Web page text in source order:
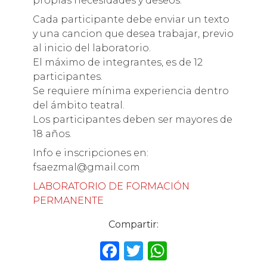
Cada participante debe enviar un texto
y una cancion que desea trabajar, previo
al inicio del laboratorio.
El máximo de integrantes, es de 12
participantes.
Se requiere mínima experiencia dentro
del ámbito teatral.
Los participantes deben ser mayores de
18 años.
Info e inscripciones en:
fsaezmal@gmail.com
LABORATORIO DE FORMACIÓN
PERMANENTE
Compartir:
F T W